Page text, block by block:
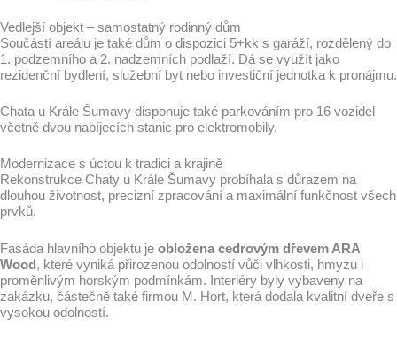
Vedlejší objekt – samostatný rodinný dům
Součástí areálu je také dům o dispozici 5+kk s garáží, rozdělený do
1. podzemního a 2. nadzemních podlaží. Dá se využít jako
rezidenční bydlení, služební byt nebo investiční jednotka k pronájmu.
Chata u Krále Šumavy disponuje také parkováním pro 16 vozidel
včetně dvou nabíjecích stanic pro elektromobily.
Modernizace s úctou k tradici a krajině
Rekonstrukce Chaty u Krále Šumavy probíhala s důrazem na
dlouhou životnost, precizní zpracování a maximální funkčnost všech
prvků.
Fasáda hlavního objektu je obložena cedrovým dřevem ARA
Wood , které vyniká přirozenou odolností vůči vlhkosti, hmyzu i
proměnlivým horským podmínkám. Interiéry byly vybaveny na
zakázku, částečně také firmou M. Hort, která dodala kvalitní dveře s
vysokou odolností.